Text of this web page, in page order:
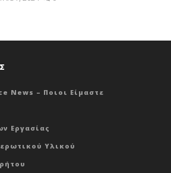
News – Ποιοι Είμαστε
Εργασίας
Υλικού